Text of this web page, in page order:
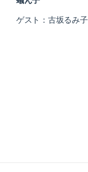
ゲスト：古坂るみ子